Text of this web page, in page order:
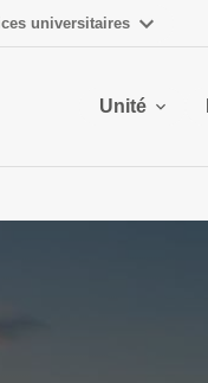
universitaires
Unité